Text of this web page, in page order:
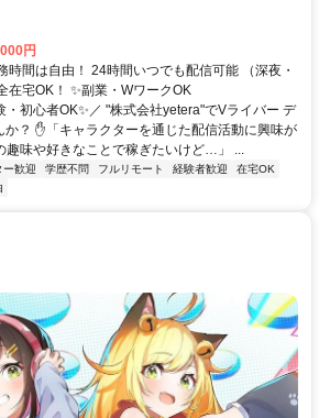
円
時間は自由！ 24時間いつでも配信可能 （深夜・
在宅OK！ ✨副業・WワークOK
・初心者OK✨／ "株式会社yetera"でVライバー デ
か？ ✋「キャラクターを通じた配信活動に興味が
味や好きなことで稼ぎたいけど…」 ...
ー歓迎 学歴不問 フルリモート 経験者歓迎
在宅OK